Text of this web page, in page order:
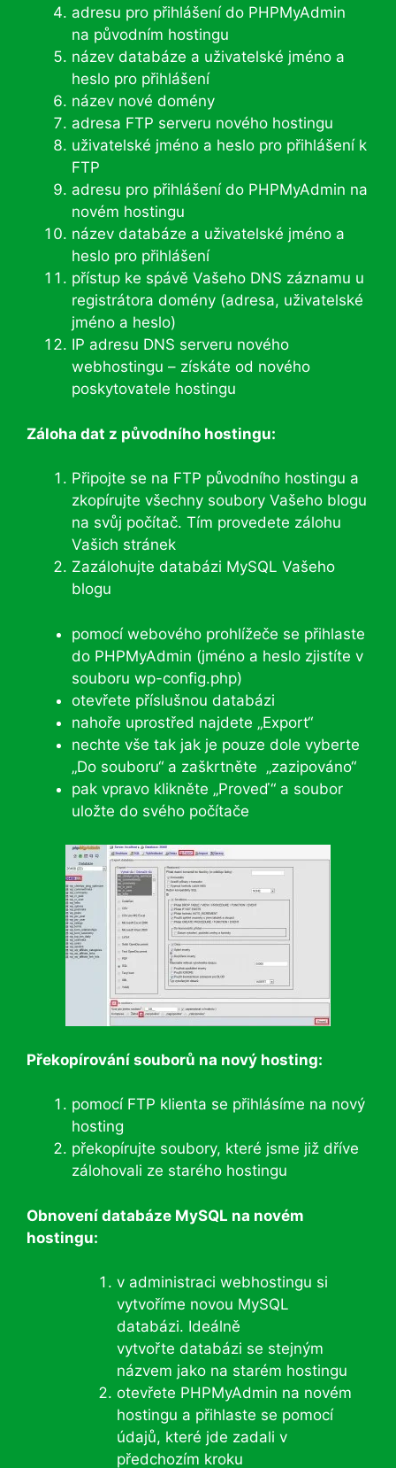
adresu pro přihlášení do PHPMyAdmin
na původním hostingu
název databáze a uživatelské jméno a
heslo pro přihlášení
název nové domény
adresa FTP serveru nového hostingu
uživatelské jméno a heslo pro přihlášení k
FTP
adresu pro přihlášení do PHPMyAdmin na
novém hostingu
název databáze a uživatelské jméno a
heslo pro přihlášení
přístup ke spávě Vašeho DNS záznamu u
registrátora domény (adresa, uživatelské
jméno a heslo)
IP adresu DNS serveru nového
webhostingu – získáte od nového
poskytovatele hostingu
Záloha dat z původního hostingu:
Připojte se na FTP původního hostingu a
zkopírujte všechny soubory Vašeho blogu
na svůj počítač. Tím provedete zálohu
Vašich stránek
Zazálohujte databázi MySQL Vašeho
blogu
pomocí webového prohlížeče se přihlaste
do PHPMyAdmin (jméno a heslo zjistíte v
souboru wp-config.php)
otevřete příslušnou databázi
nahoře uprostřed najdete „Export“
nechte vše tak jak je pouze dole vyberte
„Do souboru“ a zaškrtněte „zazipováno“
pak vpravo klikněte „Proveď“ a soubor
uložte do svého počítače
Překopírování souborů na nový hosting:
pomocí FTP klienta se přihlásíme na nový
hosting
překopírujte soubory, které jsme již dříve
zálohovali ze starého hostingu
Obnovení databáze MySQL na novém
hostingu:
v administraci webhostingu si
vytvoříme novou MySQL
databázi. Ideálně
vytvořte databázi se stejným
názvem jako na starém hostingu
otevřete PHPMyAdmin na novém
hostingu a přihlaste se pomocí
údajů, které jde zadali v
předchozím kroku